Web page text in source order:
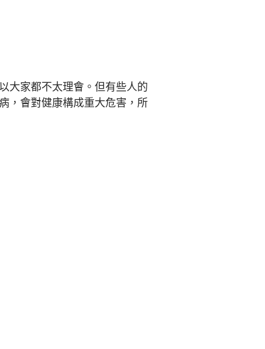
大家都不太理會。但有些人的
，會對健康構成重大危害，所